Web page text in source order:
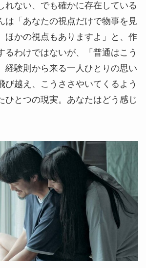
れない、でも確かに存在している
は「あなたの視点だけで物事を見
かの視点もありますよ」と、作
るわけではないが、「普通はこう
経験則から来る一人ひとりの思い
び越え、こうささやいてくるよう
ひとつの現実。あなたはどう感じ